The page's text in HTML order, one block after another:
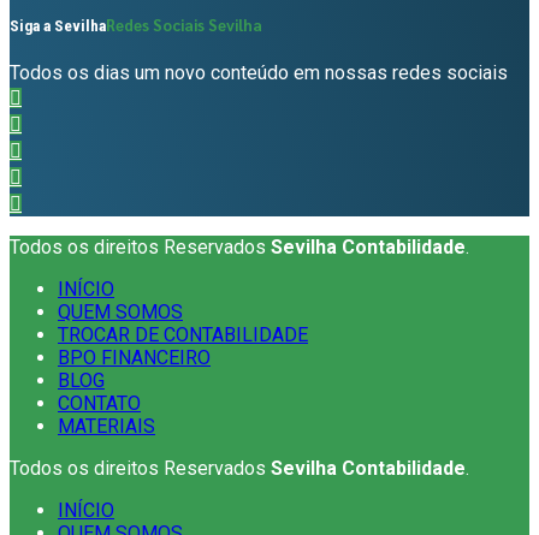
Siga a SevilhaRedes Sociais Sevilha
Todos os dias um novo conteúdo em nossas redes sociais
Todos os direitos Reservados Sevilha Contabilidade.
INÍCIO
QUEM SOMOS
TROCAR DE CONTABILIDADE
BPO FINANCEIRO
BLOG
CONTATO
MATERIAIS
Todos os direitos Reservados Sevilha Contabilidade.
INÍCIO